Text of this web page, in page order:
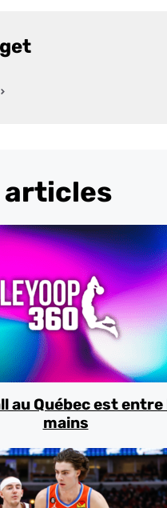
au Québec est entre
mains